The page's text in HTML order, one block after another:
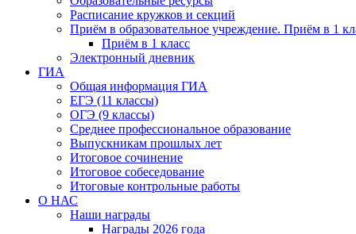
Расписание кружков и секций
Приём в образовательное учреждение. Приём в 1
Приём в 1 класс
Электронный дневник
ГИА
Общая информация ГИА
ЕГЭ (11 классы)
ОГЭ (9 классы)
Среднее профессиональное образование
Выпускникам прошлых лет
Итоговое сочинение
Итоговое собеседование
Итоговые контрольные работы
О НАС
Наши награды
Награды 2026 года